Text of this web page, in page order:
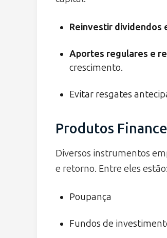
Reinvestir dividendos
Aportes regulares e
crescimento.
Evitar resgates
Produtos
Diversos instrumentos
e retorno. Entre eles estão:
Poupança
Fundos de